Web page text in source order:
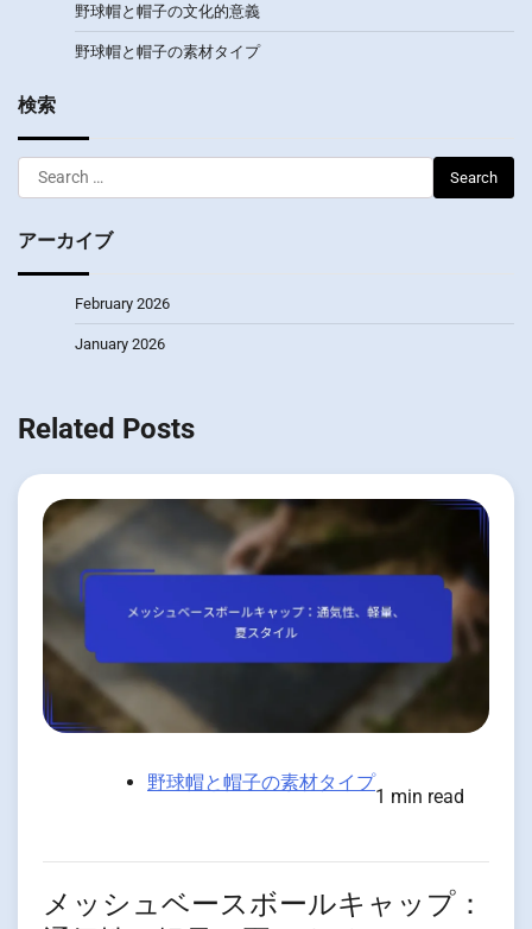
野球帽と帽子の文化的意義
野球帽と帽子の素材タイプ
検索
Search
for:
アーカイブ
February 2026
January 2026
Related Posts
野球帽と帽子の素材タイプ
1 min read
メッシュベースボールキャップ：